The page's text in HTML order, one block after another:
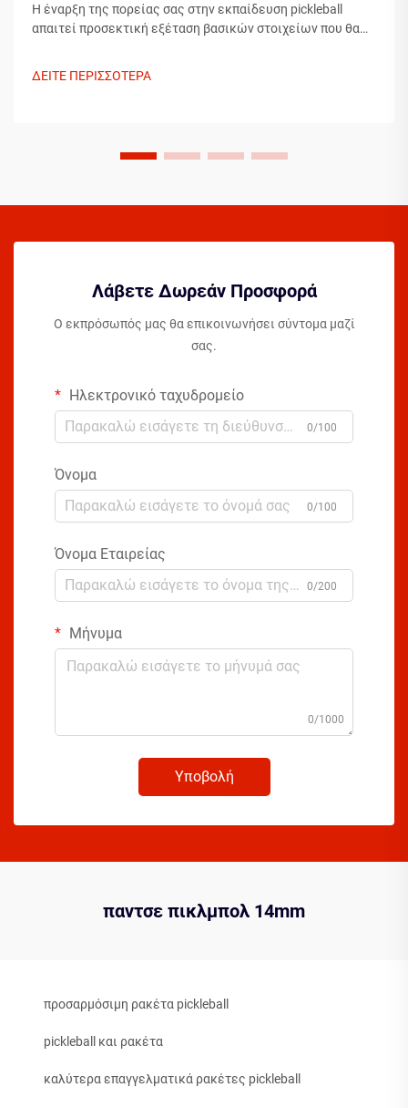
Η έναρξη της πορείας σας στην εκπαίδευση pickleball
απαιτεί προσεκτική εξέταση βασικών στοιχείων που θα
ΔΕΙΤΕ ΠΕΡΙΣΣΟΤΕΡΑ
Λάβετε Δωρεάν Προσφορά
Ο εκπρόσωπός μας θα επικοινωνήσει σύντομα μαζί
σας.
Ηλεκτρονικό ταχυδρομείο
0/100
Όνομα
0/100
Όνομα Εταιρείας
0/200
Μήνυμα
0/1000
Υποβολή
παντσε πικλμπολ 14mm
προσαρμόσιμη ρακέτα pickleball
pickleball και ρακέτα
καλύτερα επαγγελματικά ρακέτες pickleball